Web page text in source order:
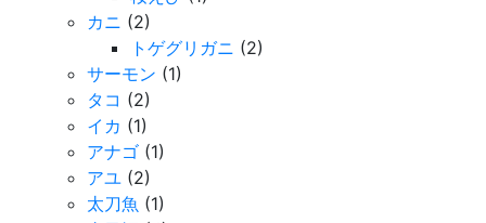
カニ (2)
トゲグリガニ (2)
サーモン (1)
タコ (2)
イカ (1)
アナゴ (1)
アユ (2)
太刀魚 (1)